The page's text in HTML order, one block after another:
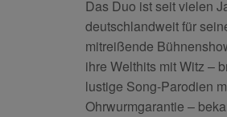
Das Duo ist seit vielen
deutschlandweit für
mitreißende
ihre Welthits mit Witz –
lustige Song-Parodien
Ohrwurmgarantie –